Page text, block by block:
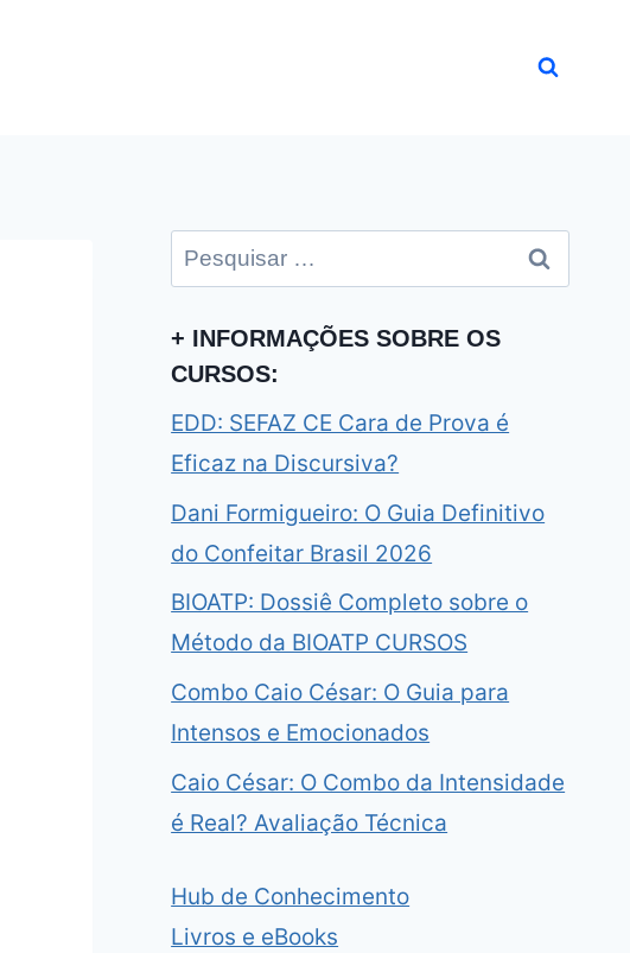
Pesquisar
por:
+ INFORMAÇÕES SOBRE OS
CURSOS:
EDD: SEFAZ CE Cara de Prova é
Eficaz na Discursiva?
Dani Formigueiro: O Guia Definitivo
do Confeitar Brasil 2026
BIOATP: Dossiê Completo sobre o
Método da BIOATP CURSOS
Combo Caio César: O Guia para
Intensos e Emocionados
Caio César: O Combo da Intensidade
é Real? Avaliação Técnica
Hub de Conhecimento
Livros e eBooks